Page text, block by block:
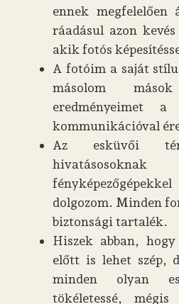
ennek megfelelően
ráadásul azon
akik fotós
A fotóim a saját
másolom
eredményeimet
kommunikációval
Az esküvői
dolgozom. Minden
biztonsági tartalék.
Hiszek abban,
előtt is lehet szép,
minden olyan
tökéletessé, mégis